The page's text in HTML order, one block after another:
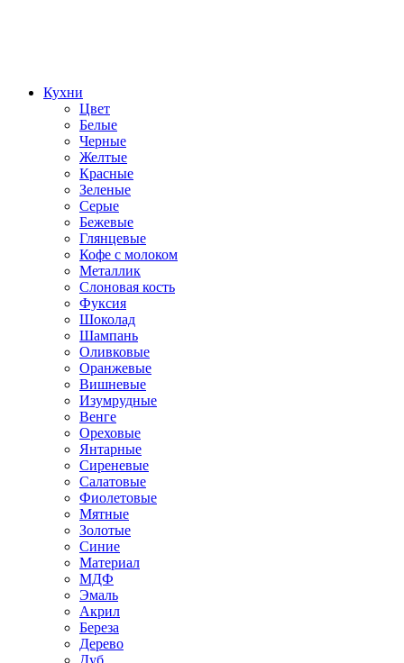
Кухни
Цвет
Белые
Черные
Желтые
Красные
Зеленые
Серые
Бежевые
Глянцевые
Кофе с молоком
Металлик
Слоновая кость
Фуксия
Шоколад
Шампань
Оливковые
Оранжевые
Вишневые
Изумрудные
Венге
Ореховые
Янтарные
Сиреневые
Салатовые
Фиолетовые
Мятные
Золотые
Синие
Материал
МДФ
Эмаль
Акрил
Береза
Дерево
Дуб